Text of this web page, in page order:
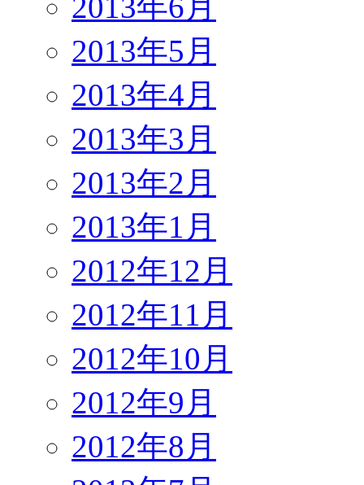
2013年6月
2013年5月
2013年4月
2013年3月
2013年2月
2013年1月
2012年12月
2012年11月
2012年10月
2012年9月
2012年8月